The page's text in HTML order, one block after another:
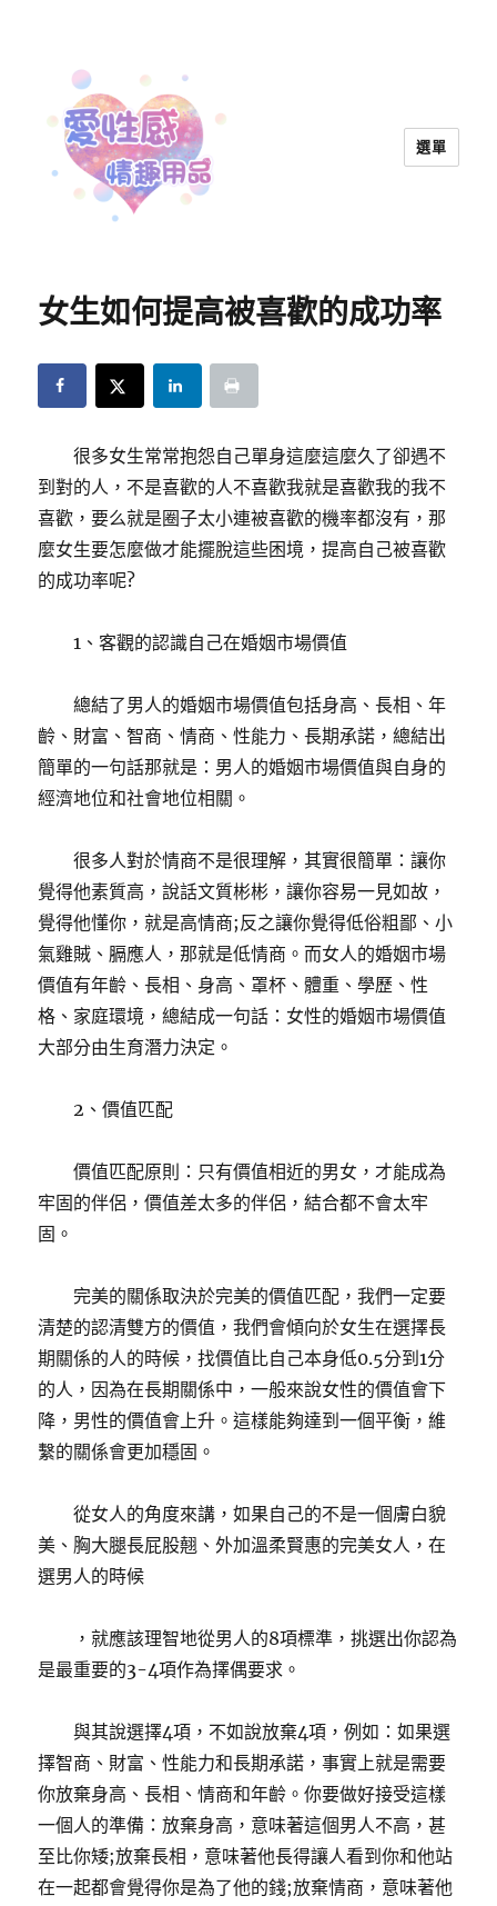
選單
女生如何提高被喜歡的成功率
很多女生常常抱怨自己單身這麼這麼久了卻遇不
到對的人，不是喜歡的人不喜歡我就是喜歡我的我不
喜歡，要么就是圈子太小連被喜歡的機率都沒有，那
麼女生要怎麼做才能擺脫這些困境，提高自己被喜歡
的成功率呢?
1、客觀的認識自己在婚姻市場價值
總結了男人的婚姻市場價值包括身高、長相、年
齡、財富、智商、情商、性能力、長期承諾，總結出
簡單的一句話那就是：男人的婚姻市場價值與自身的
經濟地位和社會地位相關。
很多人對於情商不是很理解，其實很簡單：讓你
覺得他素質高，說話文質彬彬，讓你容易一見如故，
覺得他懂你，就是高情商;反之讓你覺得低俗粗鄙、小
氣雞賊、膈應人，那就是低情商。而女人的婚姻市場
價值有年齡、長相、身高、罩杯、體重、學歷、性
格、家庭環境，總結成一句話：女性的婚姻市場價值
大部分由生育潛力決定。
2、價值匹配
價值匹配原則：只有價值相近的男女，才能成為
牢固的伴侶，價值差太多的伴侶，結合都不會太牢
固。
完美的關係取決於完美的價值匹配，我們一定要
清楚的認清雙方的價值，我們會傾向於女生在選擇長
期關係的人的時候，找價值比自己本身低0.5分到1分
的人，因為在長期關係中，一般來說女性的價值會下
降，男性的價值會上升。這樣能夠達到一個平衡，維
繫的關係會更加穩固。
從女人的角度來講，如果自己的不是一個膚白貌
美、胸大腿長屁股翹、外加溫柔賢惠的完美女人，在
選男人的時候
，就應該理智地從男人的8項標準，挑選出你認為
是最重要的3-4項作為擇偶要求。
與其說選擇4項，不如說放棄4項，例如：如果選
擇智商、財富、性能力和長期承諾，事實上就是需要
你放棄身高、長相、情商和年齡。你要做好接受這樣
一個人的準備：放棄身高，意味著這個男人不高，甚
至比你矮;放棄長相，意味著他長得讓人看到你和他站
在一起都會覺得你是​​為了他的錢;放棄情商，意味著他